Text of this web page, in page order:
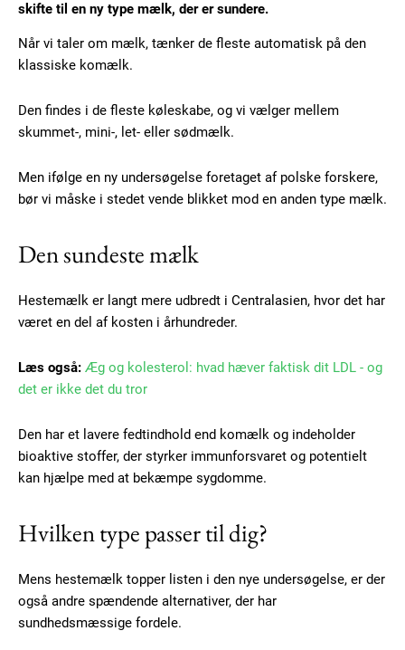
skifte til en ny type mælk, der er sundere.
Når vi taler om mælk, tænker de fleste automatisk på den
klassiske komælk.
Den findes i de fleste køleskabe, og vi vælger mellem
skummet-, mini-, let- eller sødmælk.
Men ifølge en ny undersøgelse foretaget af polske forskere,
bør vi måske i stedet vende blikket mod en anden type mælk.
Den sundeste mælk
Hestemælk er langt mere udbredt i Centralasien, hvor det har
været en del af kosten i århundreder.
Læs også: Æg og kolesterol: hvad hæver faktisk dit LDL - og
det er ikke det du tror
Den har et lavere fedtindhold end komælk og indeholder
bioaktive stoffer, der styrker immunforsvaret og potentielt
kan hjælpe med at bekæmpe sygdomme.
Hvilken type passer til dig?
Mens hestemælk topper listen i den nye undersøgelse, er der
også andre spændende alternativer, der har
sundhedsmæssige fordele.